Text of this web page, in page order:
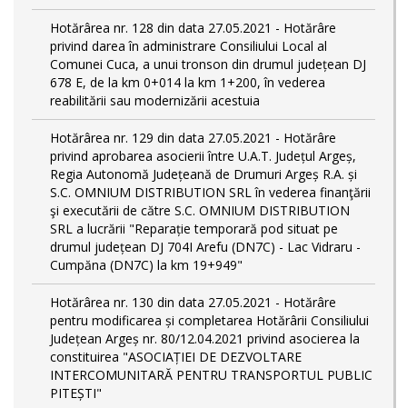
Hotărârea nr. 128 din data 27.05.2021 - Hotărâre
privind darea în administrare Consiliului Local al
Comunei Cuca, a unui tronson din drumul județean DJ
678 E, de la km 0+014 la km 1+200, în vederea
reabilitării sau modernizării acestuia
Hotărârea nr. 129 din data 27.05.2021 - Hotărâre
privind aprobarea asocierii între U.A.T. Județul Argeș,
Regia Autonomă Județeană de Drumuri Argeș R.A. și
S.C. OMNIUM DISTRIBUTION SRL în vederea finanţării
şi executării de către S.C. OMNIUM DISTRIBUTION
SRL a lucrării "Reparație temporară pod situat pe
drumul județean DJ 704I Arefu (DN7C) - Lac Vidraru -
Cumpăna (DN7C) la km 19+949"
Hotărârea nr. 130 din data 27.05.2021 - Hotărâre
pentru modificarea și completarea Hotărârii Consiliului
Județean Argeș nr. 80/12.04.2021 privind asocierea la
constituirea "ASOCIAȚIEI DE DEZVOLTARE
INTERCOMUNITARĂ PENTRU TRANSPORTUL PUBLIC
PITEȘTI"